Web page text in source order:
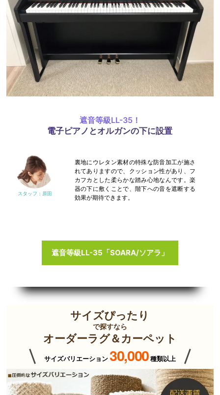
遮音等級LL-35！
電子ピアノとオルガンの下に設置
裏地にウレタン素材の特殊な防音加工が施さ
れてありますので、クッション性があり、フ
カフカとした柔らかな踏み心地なんです。楽
器の下に敷くことで、階下への音を遮断する
効果が期待できます。
遮音等級LL-35「SOARA/ソアラ」
サイズぴったり
で探すなら
オーダーラグ＆カーペット
サイズバリエーション 30,000 種類以上